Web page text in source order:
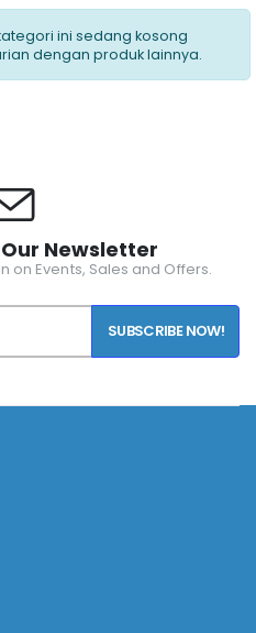
ini sedang kosong
dengan produk lainnya.
Newsletter
on Events, Sales and Offers.
SUBSCRIBE NOW!